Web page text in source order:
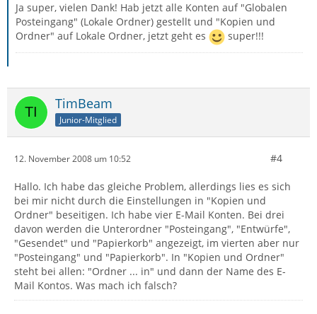
Ja super, vielen Dank! Hab jetzt alle Konten auf "Globalen
Posteingang" (Lokale Ordner) gestellt und "Kopien und
Ordner" auf Lokale Ordner, jetzt geht es
super!!!
TimBeam
Junior-Mitglied
12. November 2008 um 10:52 #4
Hallo. Ich habe das gleiche Problem, allerdings lies es sich
bei mir nicht durch die Einstellungen in "Kopien und
Ordner" beseitigen. Ich habe vier E-Mail Konten. Bei drei
davon werden die Unterordner "Posteingang", "Entwürfe",
"Gesendet" und "Papierkorb" angezeigt, im vierten aber nur
"Posteingang" und "Papierkorb". In "Kopien und Ordner"
steht bei allen: "Ordner ... in" und dann der Name des E-
Mail Kontos. Was mach ich falsch?